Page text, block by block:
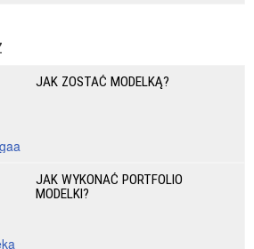
JAK ZOSTAĆ MODELKĄ?
JAK WYKONAĆ PORTFOLIO
MODELKI?